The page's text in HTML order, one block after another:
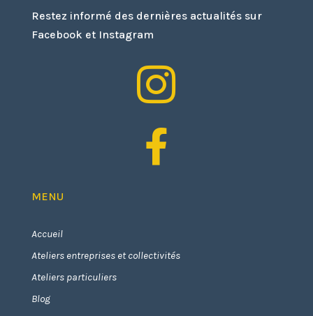
Restez informé des dernières actualités sur
Facebook et Instagram


MENU
Accueil
Ateliers entreprises et collectivités
Ateliers particuliers
Blog